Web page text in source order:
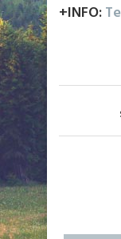
+INFO: